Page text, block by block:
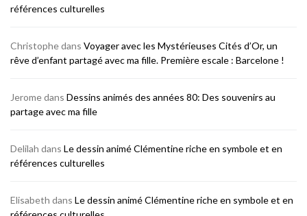
références culturelles
Christophedans Voyager avec les Mystérieuses Cités d’Or, un
rêve d’enfant partagé avec ma fille. Première escale : Barcelone !
Jeromedans Dessins animés des années 80: Des souvenirs au
partage avec ma fille
Delilah dans Le dessin animé Clémentine riche en symbole et en
références culturelles
Elisabeth dans Le dessin animé Clémentine riche en symbole et en